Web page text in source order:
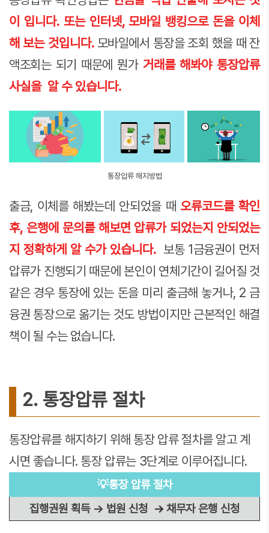
이 입니다. 또는 인터넷, 모바일 뱅킹으로 돈을 이체
해 보는 것입니다.모바일에서 통장을 조회 했을 때 잔
액조회는 되기 때문에 뭔가 거래를 해봐야 통장압류
사실을 알 수 있습니다.
통장압류 해지방법
출금, 이체를 해봤는데 안되었을 때 오류코드를 확인
후, 은행에 문의를 해보면 압류가 되었는지 안되었는
지 정확하게 알 수가 있습니다. 보통 1금융권이 먼저
압류가 진행되기 때문에 본인이 연체기간이 길어질 것
같은 경우 통장에 있는 돈을 미리 출금해 놓거나, 2 금
융권 통장으로 옮기는 것도 방법이지만 근본적인 해결
책이 될 수는 없습니다.
2. 통장압류 절차
통장압류를 해지하기 위해 통장 압류 절차를 알고 계
시면 좋습니다. 통장 압류는 3단계로 이루어집니다.
💡통장 압류 절차
집행권원 획득 → 법원 신청 →채무자 은행 신청